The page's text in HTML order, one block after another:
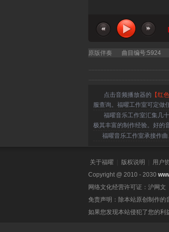
原版伴奏 曲目编号:5924
点击音频播放器的 【红
服查询。福曜工作室可定做
福曜音乐工作室汇集几十
极其丰富的制作经验。好的
福曜音乐工作室承接作曲
关于福曜 版权说明 用户
Copyright @ 2010 - 2030
网络文化经营许可证：沪网
免责声明：除本站原创制作的
如果您发现本站侵犯了您的